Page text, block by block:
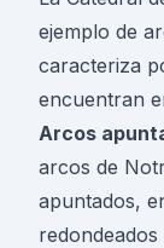
ejemplo de
caracteriza
encuentran
Arcos
arcos de
apuntados,